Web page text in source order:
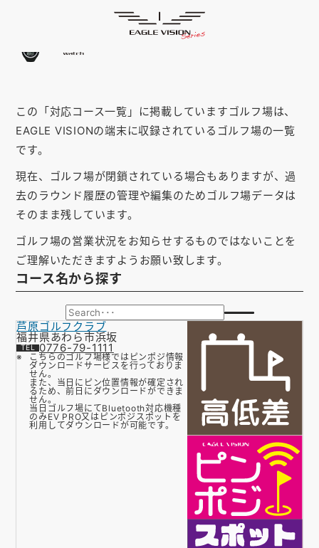
ゴルフナビ
ピンポジ君PIN POSITION
対応コース
EVステーション UPDATE
取扱い店舗 SHOP
サポートSUPPORT
購入する
お知らせ
会社概要
お問い合わせ
ゴルフ場の方へ
「福井県」の対応コース
この「対応コース一覧」に掲載していますゴルフ場は、
EAGLE VISIONの端末に収録されているゴルフ場の一覧
です。
現在、ゴルフ場が閉鎖されている場合もありますが、過
去のラウンド履歴の管理や編集のためゴルフ場データは
そのまま残しています。
ゴルフ場の営業状況をお知らせするものではないことを
ご理解いただきますようお願い致します。
コース名から探す
芦原ゴルフクラブ
福井県あわら市浜坂
0776-79-1111
こちらのゴルフ場様ではピンポジ情報
ダウンロードサービスを行っておりま
せん。
また、当日にピン位置情報が確定され
るため、前日にダウンロードができま
せん。
当日ゴルフ場にてBluetooth対応機種
のみEV PRO又はピンポジスポットを
利用してダウンロードが可能です。